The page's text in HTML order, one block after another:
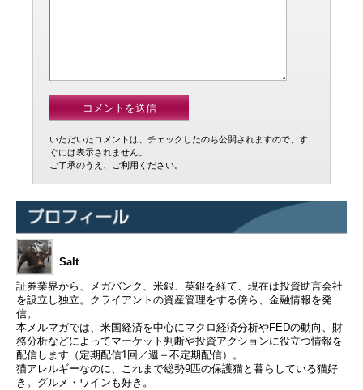
いただいたコメントは、チェックしたのち公開されますので、す
ぐには表示されません。
ご了承のうえ、ご利用ください。
Salt
証券業界から、メガバンク、米銀、英銀を経て、現在は投資助言会社
を設立し独立。クライアントの資産管理をする傍ら、金融情報を発
信。
本メルマガでは、米国経済を中心にマクロ経済分析やFEDの動向、財
務分析などによってマーケット判断や投資アクションに役立つ情報を
配信します（定期配信1回／週＋不定期配信）。
猫アレルギーなのに、これまで総勢9匹の保護猫と暮らしている猫好
き。グルメ・ワインも好き。